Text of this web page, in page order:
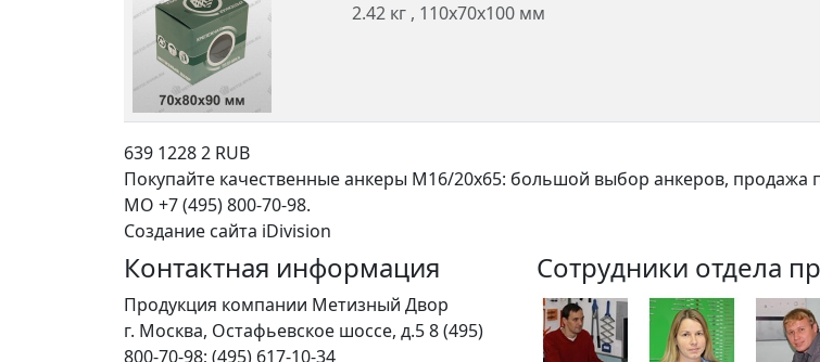
2.42 кг , 110x70x100 мм
639 12282 RUB
Покупайте качественные анкеры M16/20x65: большой выбор анкеров,
МО +7 (495) 800-70-98.
Создание сайта iDivision
Контактная информация
Продукция компании Метизный Двор
г. Москва, Остафьевское шоссе, д.58 (495)
800-70-98; (495) 617-10-34
Сотрудники отдела